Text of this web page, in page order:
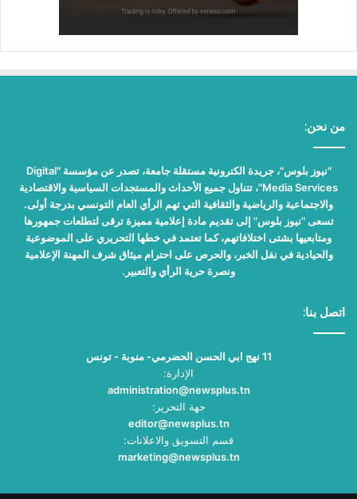
من نحن:
"نيوز بلوس"، جريدة الكترونية مستقلة جامعة، تصدر عن مؤسسة "Digital
Media Services"، تتناول جميع الأحداث والمستجدات السياسية والاقتصادية
والاجتماعية والرياضية والثقافية التي تهم الرأي العام التونسي بدرجة أولى.
تسعى "نيوز بلوس" إلى تقديم مادة إعلامية مميزة ترقى لتطلعات جمهورها
ومتابعيها بشتى اختلافاتهم، كما تعتمد في خطها التحريري على الموضوعية
والحيادية في نقل الخبر، والحرص على احترام ميثاق شرف المهنة الإعلامية
ونصرة حرية الرأي والتعبير.
اتصل بنا:
11 نهج ابي الحسن الحضرمي- منوبة - تونس
الإدارة:
administration@newsplus.tn
جهة التحرير:
editor@newsplus.tn
قسم التسويق والاعلانات:
marketing@newsplus.tn